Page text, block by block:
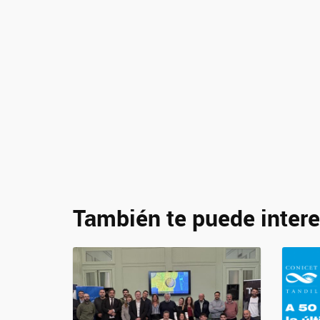
También te puede